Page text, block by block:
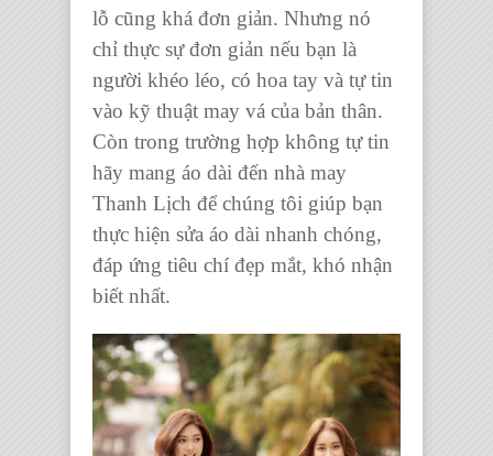
lỗ cũng khá đơn giản. Nhưng nó
chỉ thực sự đơn giản nếu bạn là
người khéo léo, có hoa tay và tự tin
vào kỹ thuật may vá của bản thân.
Còn trong trường hợp không tự tin
hãy mang áo dài đến nhà may
Thanh Lịch để chúng tôi giúp bạn
thực hiện sửa áo dài nhanh chóng,
đáp ứng tiêu chí đẹp mắt, khó nhận
biết nhất.